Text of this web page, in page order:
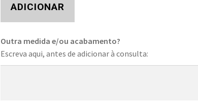
ADICIONAR
Outra medida e/ou acabamento?
Escreva aqui, antes de adicionar à consulta: